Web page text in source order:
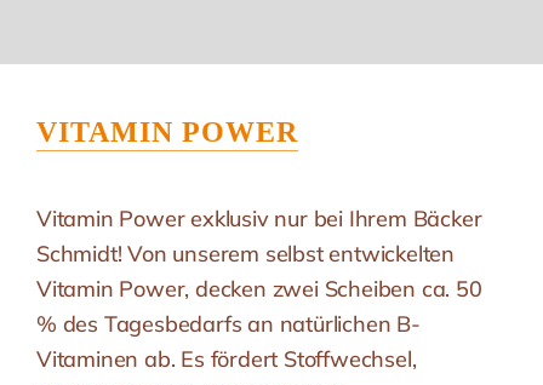
VITAMIN POWER
Vitamin Power exklusiv nur bei Ihrem Bäcker
Schmidt! Von unserem selbst entwickelten
Vitamin Power, decken zwei Scheiben ca. 50
% des Tagesbedarfs an natürlichen B-
Vitaminen ab. Es fördert Stoffwechsel,